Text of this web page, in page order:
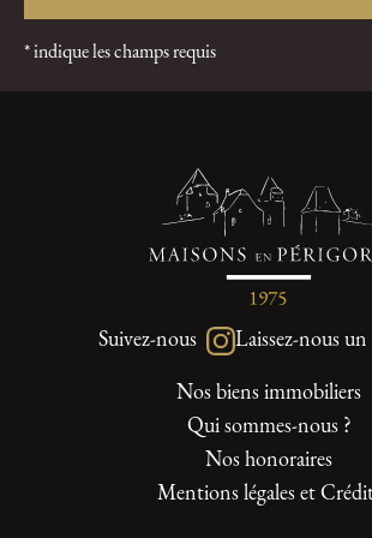
* indique les champs requis
Suivez-nous Laissez-nous un
Nos biens immobiliers
Qui sommes-nous ?
Nos honoraires
Mentions légales et